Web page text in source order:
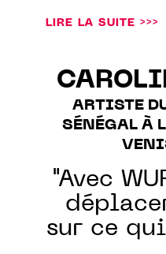
LIRE LA SUITE >>>
ARTISTE
SÉNÉGAL À
"Avec
sur ce